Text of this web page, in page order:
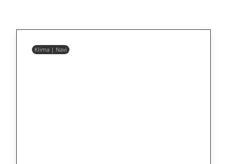
Klima | Navi